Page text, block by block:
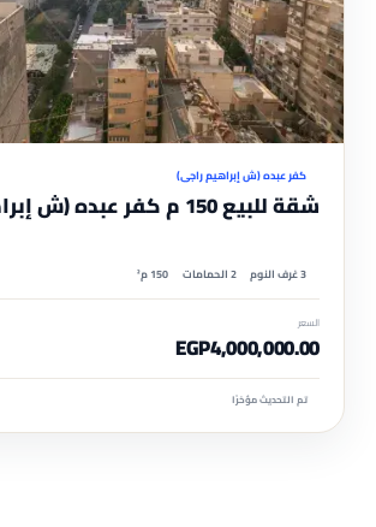
كفر عبده (ش إبراهيم راجي)
شقة للبيع 150 م كفر عبده (ش إبراهيم راجي)
3 غرف النوم 2 الحمامات 150 م²
السعر
EGP4,000,000.00
تم التحديث مؤخرًا